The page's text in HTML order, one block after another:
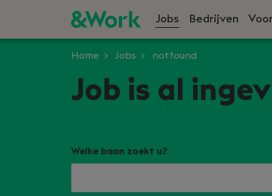
Jobs Bedrijven
Home Jobs notfound
Job is al
Welke baan zoekt u?